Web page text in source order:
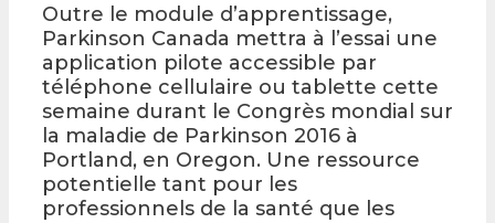
Outre le module d’apprentissage,
Parkinson Canada mettra à l’essai une
application pilote accessible par
téléphone cellulaire ou tablette cette
semaine durant le Congrès mondial sur
la maladie de Parkinson 2016 à
Portland, en Oregon. Une ressource
potentielle tant pour les
professionnels de la santé que les